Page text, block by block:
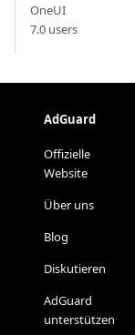
OneUI
7.0 users
AdGuard
Offizielle
Website
Über uns
Blog
Diskutieren
AdGuard
unterstützen